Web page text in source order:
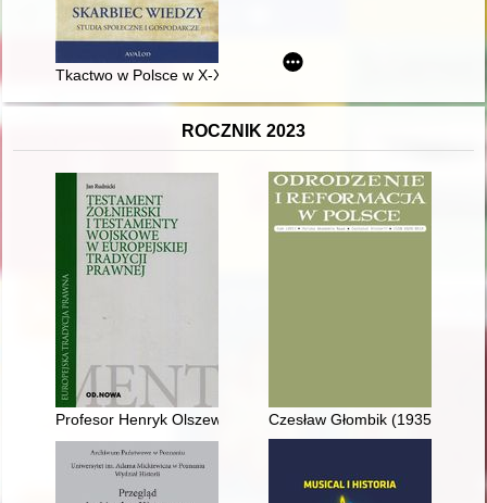
Tkactwo w Polsce w X-XIII wieku
ROCZNIK 2023
Profesor Henryk Olszewski (1932-2021)Czesław Głombik (1935-2022)